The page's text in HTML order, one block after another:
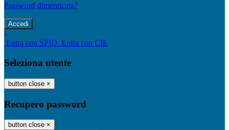
Password dimenticata?
-
Entra con SPID Entra con CIE
Seleziona utente
button close ×
Recupero password
button close ×